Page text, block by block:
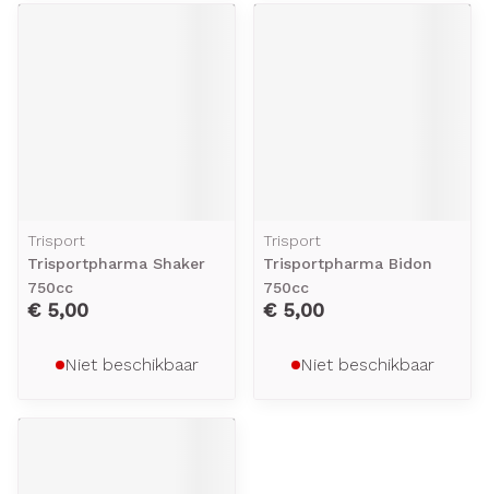
Trisport
Trisportpharma Shaker
750cc
€ 5,00
Niet beschikbaar
Trisport
Trisportpharma Bidon
750cc
€ 5,00
Niet beschikbaar